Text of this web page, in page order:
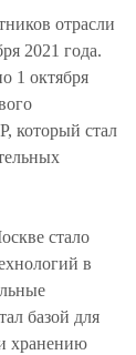
отрасли
2021 года.
1 октября
который стал
стало
в
базой для
хранению